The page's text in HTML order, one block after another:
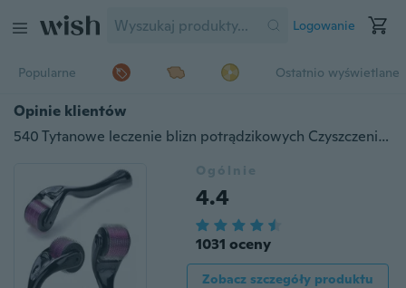
Logowanie
Popularne Ostatnio wyświetlane
Opinie klientów
540 Tytanowe leczenie blizn potrądzikowych Czyszczenie twarzy Wałek do skóry 0,2-3 mm Fioletowe narzędzie kosmetyczne
Ogólnie
4.4
1031 oceny
Zobacz szczegóły produktu